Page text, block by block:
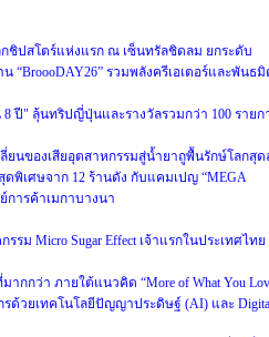
ชิปสโตร์แห่งแรก ณ เซ็นทรัลชิดลม ยกระดับ
“BroooDAY26” รวมพลังครีเอเตอร์และพันธมิ
8 ปี" ลุ้นทริปญี่ปุ่นและรางวัลรวมกว่า 100 รายก
ยนของเสียอุตสาหกรรมสู่น้ำยาถูพื้นรักษ์โลกสุด
พิเศษจาก 12 ร้านดัง กับแคมเปญ “MEGA
การค้าเมกาบางนา
ม Micro Sugar Effect เจ้าแรกในประเทศไทย
กว่า ภายใต้แนวคิด “More of What You
ด้วยเทคโนโลยีปัญญาประดิษฐ์ (AI) และ